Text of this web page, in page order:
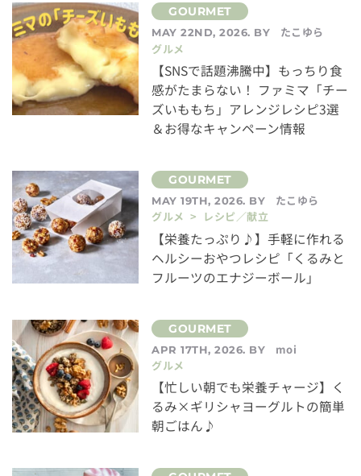
MAY 22ND, 2026. BY
たこゆら
グルメ
【SNSで話題沸騰中】もっちり食
感がたまらない！ ファミマ「チー
ズいももち」アレンジレシピ3選
＆お得なキャンペーン情報
MAY 19TH, 2026. BY
たこゆら
グルメ > レシピ／献立
【栄養たっぷり♪】手軽に作れる
ヘルシーおやつレシピ「くるみと
フルーツのエナジーボール」
APR 17TH, 2026. BY
moi
グルメ
【忙しい朝でも栄養チャージ】く
るみ×ギリシャヨーグルトの簡単
朝ごはん♪